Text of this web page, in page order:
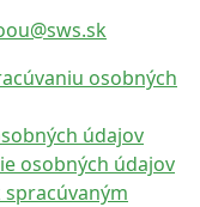
osobných
údajov
osobných údajov